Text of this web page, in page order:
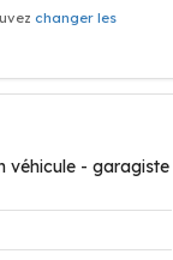
changer les
véhicule - garagiste